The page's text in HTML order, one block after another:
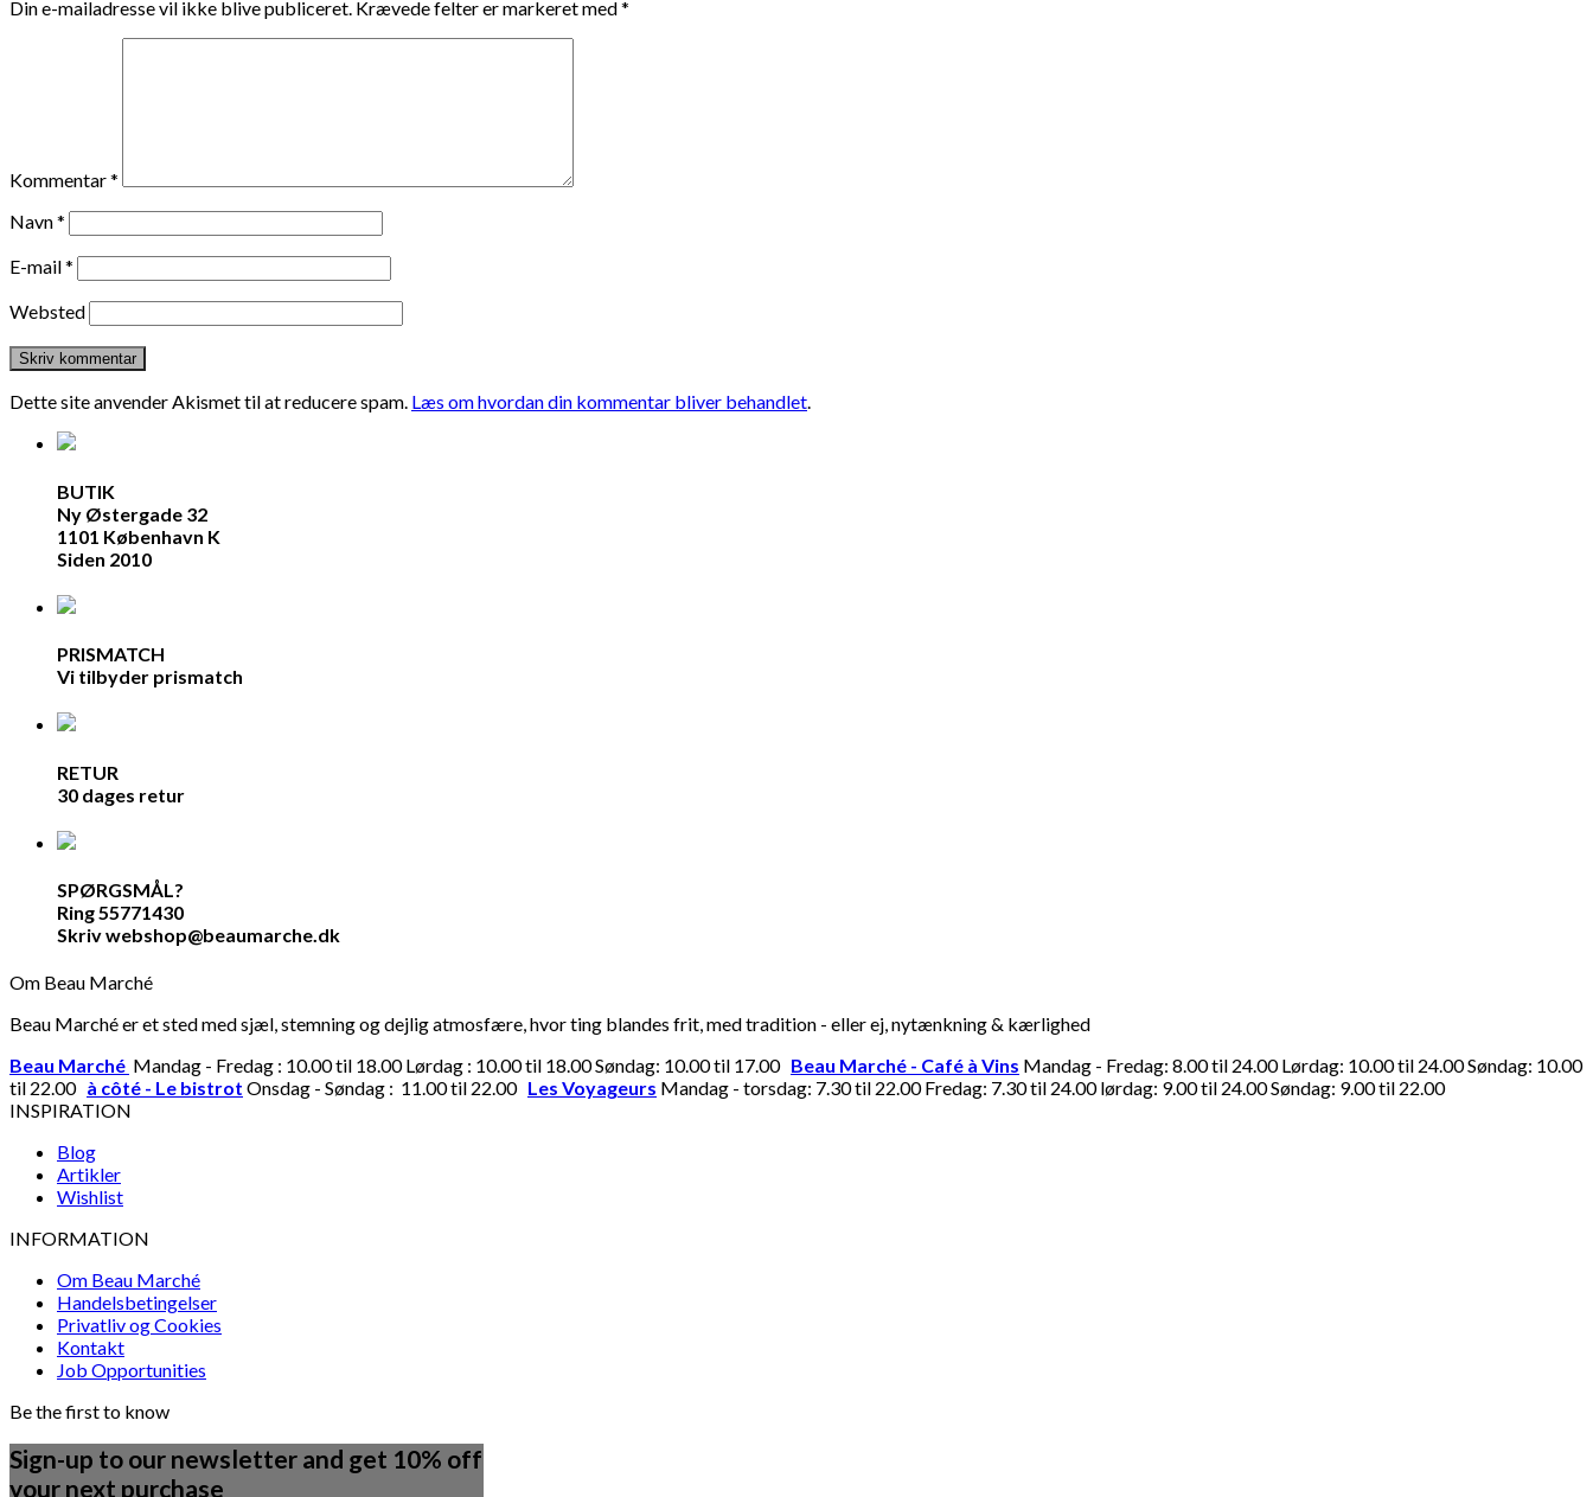
Din e-mailadresse vil ikke blive publiceret. Krævede felter er markeret med*
Kommentar*
Navn*
E-mail*
Websted
Dette site anvender Akismet til at reducere spam. Læs om hvordan din kommentar bliver behandlet.
BUTIK
Ny Østergade 32
1101 København K
Siden 2010
PRISMATCH
Vi tilbyder prismatch
RETUR
30 dages retur
SPØRGSMÅL?
Ring 55771430
Skriv webshop@beaumarche.dk
Om Beau Marché
Beau Marché er et sted med sjæl, stemning og dejlig atmosfære, hvor ting blandes frit, med tradition - eller ej, nytænkning & kærlighed
Beau Marché Mandag - Fredag : 10.00 til 18.00 Lørdag : 10.00 til 18.00 Søndag: 10.00 til 17.00 Beau Marché - Café à Vins Mandag - Fredag: 8.00 til 24.00 Lørdag: 10.00 til 24.00 Søndag: 10.00
til 22.00 à côté - Le bistrot Onsdag - Søndag : 11.00 til 22.00 Les Voyageurs Mandag - torsdag: 7.30 til 22.00 Fredag: 7.30 til 24.00 lørdag: 9.00 til 24.00 Søndag: 9.00 til 22.00
INSPIRATION
Blog
Artikler
Wishlist
INFORMATION
Om Beau Marché
Handelsbetingelser
Privatliv og Cookies
Kontakt
Job Opportunities
Be the first to know
Sign-up to our newsletter and get 10% off
your next purchase